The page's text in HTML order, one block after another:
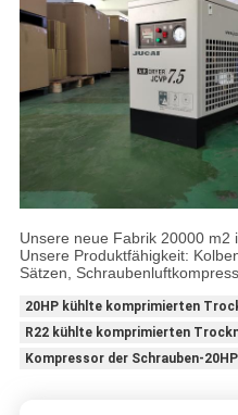
Unsere neue Fabrik 20000 m2
Unsere Produktfähigkeit:
Sätzen,
20HP kühlte komprimierten
R22 kühlte komprimierten
Kompressor der Schrauben-